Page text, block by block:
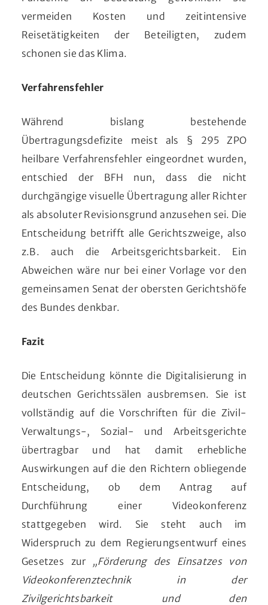
vermeiden Kosten und zeitintensive
Reisetätigkeiten der Beteiligten, zudem
schonen sie das Klima.
Verfahrensfehler
Während bislang bestehende
Übertragungsdefizite meist als § 295 ZPO
heilbare Verfahrensfehler eingeordnet wurden,
entschied der BFH nun, dass die nicht
durchgängige visuelle Übertragung aller Richter
als absoluter Revisionsgrund anzusehen sei. Die
Entscheidung betrifft alle Gerichtszweige, also
z.B. auch die Arbeitsgerichtsbarkeit. Ein
Abweichen wäre nur bei einer Vorlage vor den
gemeinsamen Senat der obersten Gerichtshöfe
des Bundes denkbar.
Fazit
Die Entscheidung könnte die Digitalisierung in
deutschen Gerichtssälen ausbremsen. Sie ist
vollständig auf die Vorschriften für die Zivil-
Verwaltungs-, Sozial- und Arbeitsgerichte
übertragbar und hat damit erhebliche
Auswirkungen auf die den Richtern obliegende
Entscheidung, ob dem Antrag auf
Durchführung einer Videokonferenz
stattgegeben wird. Sie steht auch im
Widerspruch zu dem Regierungsentwurf eines
Gesetzes zur „Förderung des Einsatzes von
Videokonferenztechnik in der
Zivilgerichtsbarkeit und den